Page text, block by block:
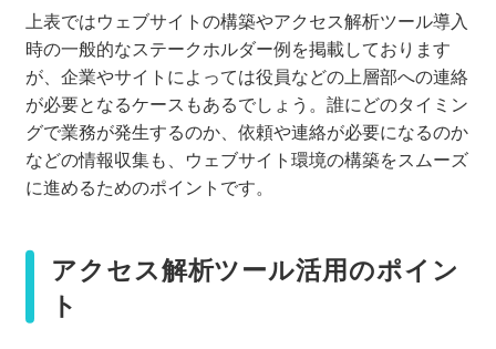
上表ではウェブサイトの構築やアクセス解析ツール導入
時の一般的なステークホルダー例を掲載しております
が、企業やサイトによっては役員などの上層部への連絡
が必要となるケースもあるでしょう。誰にどのタイミン
グで業務が発生するのか、依頼や連絡が必要になるのか
などの情報収集も、ウェブサイト環境の構築をスムーズ
に進めるためのポイントです。
アクセス解析ツール活用のポイン
ト